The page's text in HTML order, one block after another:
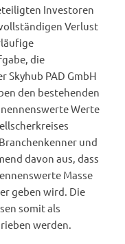
Investoren
Verlust
die
Skyhub PAD GmbH
den bestehenden
Werte
und
davon aus, dass
Masse
geben wird. Die
somit als
werden.